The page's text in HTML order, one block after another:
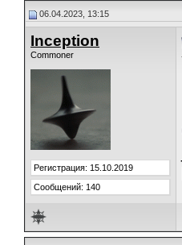
06.04.2023, 13:15
Inception
Commoner
Регистрация: 15.10.2019
Сообщений: 140